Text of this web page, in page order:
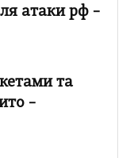
атаки рф –
та
–